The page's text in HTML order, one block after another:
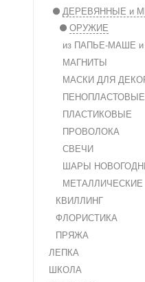
ДЕРЕВЯННЫЕ и
ОРУЖИЕ
из ПАПЬЕ-МАШЕ
МАГНИТЫ
МАСКИ ДЛЯ
ПЕНОПЛАСТОВЫЕ
ПЛАСТИКОВЫЕ
ПРОВОЛОКА
СВЕЧИ
ШАРЫ
МЕТАЛЛИЧЕСКИЕ
КВИЛЛИНГ
ФЛОРИСТИКА
ПРЯЖА
ЛЕПКА
ШКОЛА